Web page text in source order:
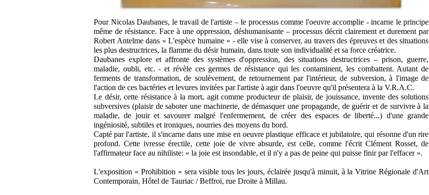
Pour Nicolas Daubanes, le travail de l'artiste – le processus comme l'oeuvre accomplie - incarne le principe
même de résistance. Face à une oppression, déshumanisante – processus décrit clairement et durement par
Robert Antelme dans « L'espèce humaine » - elle vise à conserver, au travers des épreuves et des situations
les plus destructrices, la flamme du désir humain, dans toute son individualité et sa force créatrice.
Daubanes explore et affronte des systèmes d'oppression, des situations destructrices – prison, guerre,
maladie, oubli, etc. - et révèle ces germes de résistance qui les contaminent, les combattent. Autant de
ferments de transformation, de soulèvement, de retournement par l'intérieur, de subversion, à l'image de
l'action de ces bactéries et levures invitées par l'artiste à agir dans l'oeuvre qu'il présentera à la V.R.A.C.
Le désir, cette résistance à la mort, agit comme producteur de plaisir, de jouissance, invente des solutions
subversives (plaisir de saboter une machinerie, de démasquer une propagande, de guérir et de survivre à la
maladie, de jouir et savourer malgré l'enfermement, de créer des espaces de liberté...) d'une grande
ingéniosité, subtiles et ironiques, nourries des moyens du bord.
Capté par l'artiste, il s'incarne dans une mise en oeuvre plastique efficace et jubilatoire, qui résonne d'un rire
profond. Cette ivresse érectile, cette joie de vivre absurde, est celle, comme l'écrit Clément Rosset, de
l'affirmateur face au nihiliste: « la joie est insondable, et il n'y a pas de peine qui puisse finir par l'effacer ».
L'exposition « Prohibition » sera visible tous les jours, éclairée jusqu'à minuit, à la Vitrine Régionale d'Art
Contemporain, Hôtel de Tauriac / Beffroi, rue Droite à Millau.